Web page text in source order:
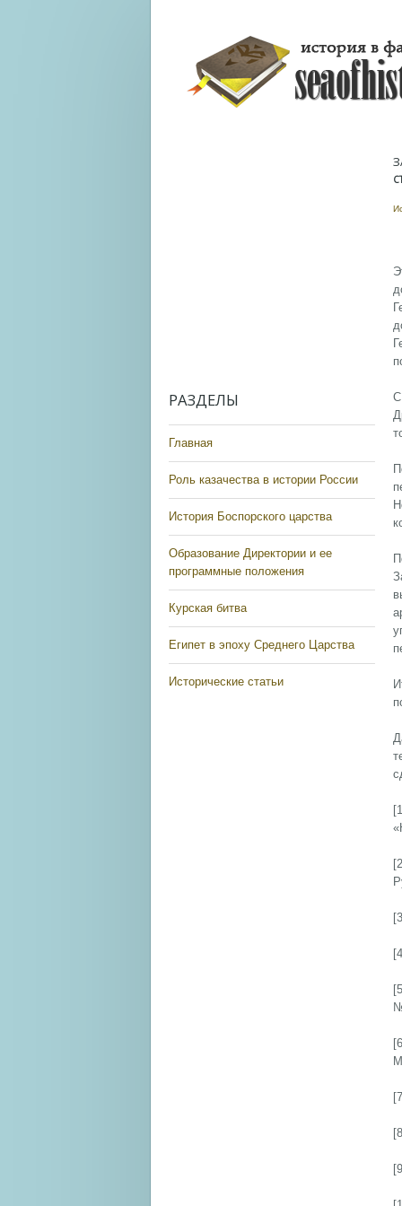
РАЗДЕЛЫ
Главная
Роль казачества в истории России
История Боспорского царства
Образование Директории и ее
программные положения
Курская битва
Египет в эпоху Среднего Царства
Исторические статьи
С